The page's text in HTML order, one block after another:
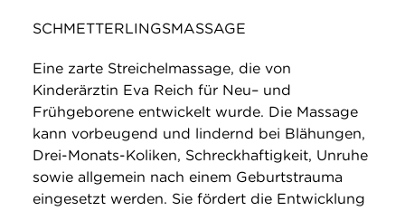
SCHMETTERLINGSMASSAGE
Eine zarte Streichelmassage, die von
Kinderärztin Eva Reich für Neu– und
Frühgeborene entwickelt wurde. Die Massage
kann vorbeugend und lindernd bei Blähungen,
Drei-Monats-Koliken, Schreckhaftigkeit, Unruhe
sowie allgemein nach einem Geburtstrauma
eingesetzt werden. Sie fördert die Entwicklung